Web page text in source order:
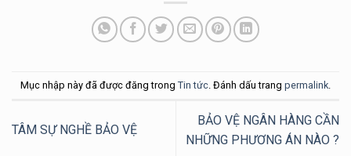
Mục nhập này đã được đăng trong Tin tức . Đánh dấu trang permalink
TÂM SỰ NGHỀ BẢO VỆ
BẢO VỆ NGÂN HÀNG CẦN
NHỮNG PHƯƠNG ÁN NÀO ?